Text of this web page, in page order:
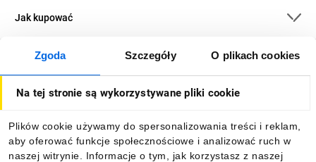
Zgoda Szczegóły O plikach cookies
Na tej stronie są wykorzystywane pliki cookie
Plików cookie używamy do spersonalizowania treści i reklam,
aby oferować funkcje społecznościowe i analizować ruch w
naszej witrynie. Informacje o tym, jak korzystasz z naszej
Jak kupować
O firmie
Informacje